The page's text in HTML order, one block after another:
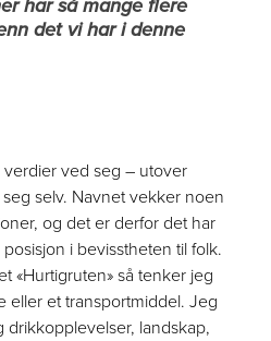
har så mange flere
det vi har i denne
ved seg – utover
selv. Navnet vekker noen
og det er derfor det har
i bevisstheten til folk.
«Hurtigruten» så tenker jeg
eller et transportmiddel. Jeg
drikkopplevelser, landskap,